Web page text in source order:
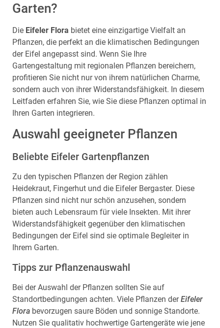
Garten?
Die Eifeler Flora bietet eine einzigartige Vielfalt an
Pflanzen, die perfekt an die klimatischen Bedingungen
der Eifel angepasst sind. Wenn Sie Ihre
Gartengestaltung mit regionalen Pflanzen bereichern,
profitieren Sie nicht nur von ihrem natürlichen Charme,
sondern auch von ihrer Widerstandsfähigkeit. In diesem
Leitfaden erfahren Sie, wie Sie diese Pflanzen optimal in
Ihren Garten integrieren.
Auswahl geeigneter Pflanzen
Beliebte Eifeler Gartenpflanzen
Zu den typischen Pflanzen der Region zählen
Heidekraut, Fingerhut und die Eifeler Bergaster. Diese
Pflanzen sind nicht nur schön anzusehen, sondern
bieten auch Lebensraum für viele Insekten. Mit ihrer
Widerstandsfähigkeit gegenüber den klimatischen
Bedingungen der Eifel sind sie optimale Begleiter in
Ihrem Garten.
Tipps zur Pflanzenauswahl
Bei der Auswahl der Pflanzen sollten Sie auf
Standortbedingungen achten. Viele Pflanzen derEifeler
Flora bevorzugen saure Böden und sonnige Standorte.
Nutzen Sie qualitativ hochwertige Gartengeräte wie jene